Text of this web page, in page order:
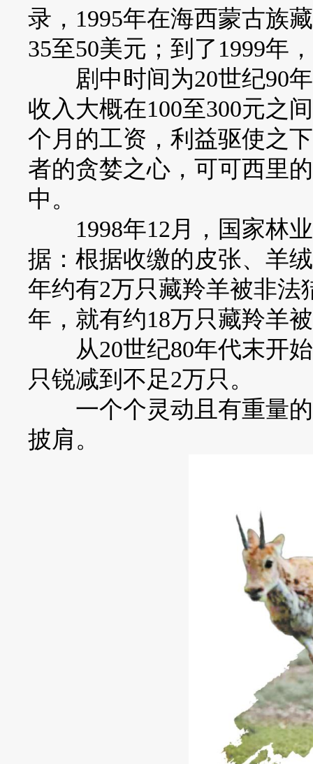
录，1995年在海西蒙古族
35至50美元；到了1999年
剧中时间为20世纪90年
收入大概在100至300元之
个月的工资，利益驱使之
者的贪婪之心，可可西里
中。
1998年12月，国家林业
据：根据收缴的皮张、羊
年约有2万只藏羚羊被非法
年，就有约18万只藏羚羊
从20世纪80年代末开始
只锐减到不足2万只。
一个个灵动且有重量的
披肩。